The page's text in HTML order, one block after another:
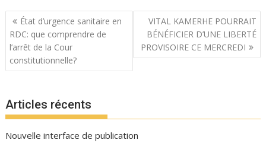
Navigation
de
l’article
État d’urgence sanitaire en
RDC: que comprendre de
l’arrêt de la Cour
constitutionnelle?
VITAL KAMERHE POURRAIT
BÉNÉFICIER D’UNE LIBERTÉ
PROVISOIRE CE MERCREDI
Articles récents
Nouvelle interface de publication